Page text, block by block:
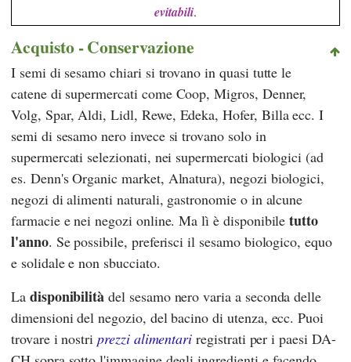
evitabili.
Acquisto - Conservazione
I semi di sesamo chiari si trovano in quasi tutte le
catene di supermercati come Coop,Migros, Denner,
Volg, Spar, Aldi,Lidl, Rewe, Edeka,Hofer, Billaecc. I
semi di sesamo nero invece si trovano solo in
supermercati selezionati, nei supermercati biologici (ad
es. Denn's Organic market, Alnatura), negozi biologici,
negozi di alimenti naturali, gastronomie o in alcune
farmacie e nei negozi online. Ma lì è disponibiletutto
l'anno. Se possibile, preferisci il sesamo biologico, equo
e solidale e non sbucciato.
La disponibilità del sesamo nero varia a seconda delle
dimensioni del negozio, del bacino di utenza, ecc. Puoi
trovare i nostriprezzi alimentari registrati per i paesi DA-